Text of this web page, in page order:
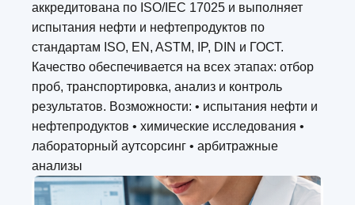
аккредитована по ISO/IEC 17025 и выполняет
испытания нефти и нефтепродуктов по
стандартам ISO, EN, ASTM, IP, DIN и ГОСТ.
Качество обеспечивается на всех этапах: отбор
проб, транспортировка, анализ и контроль
результатов. Возможности: • испытания нефти и
нефтепродуктов • химические исследования •
лабораторный аутсорсинг • арбитражные
анализы